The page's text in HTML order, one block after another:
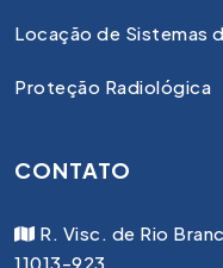
Locação de Sistemas
Proteção Radiológica
CONTATO
R. Visc. de Rio
11013-923